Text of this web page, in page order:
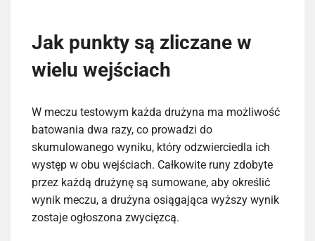
Jak punkty są zliczane w
wielu wejściach
W meczu testowym każda drużyna ma możliwość
batowania dwa razy, co prowadzi do
skumulowanego wyniku, który odzwierciedla ich
występ w obu wejściach. Całkowite runy zdobyte
przez każdą drużynę są sumowane, aby określić
wynik meczu, a drużyna osiągająca wyższy wynik
zostaje ogłoszona zwycięzcą.